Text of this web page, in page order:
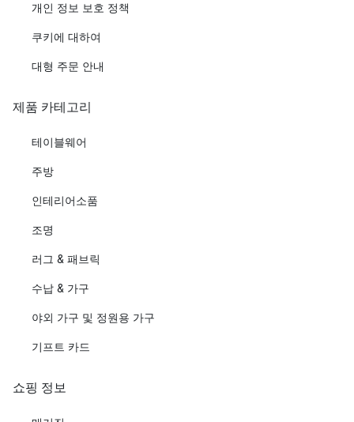
개인 정보 보호 정책
쿠키에 대하여
대형 주문 안내
제품 카테고리
테이블웨어
주방
인테리어소품
조명
러그 & 패브릭
수납 & 가구
야외 가구 및 정원용 가구
기프트 카드
쇼핑 정보